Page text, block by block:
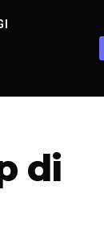
di